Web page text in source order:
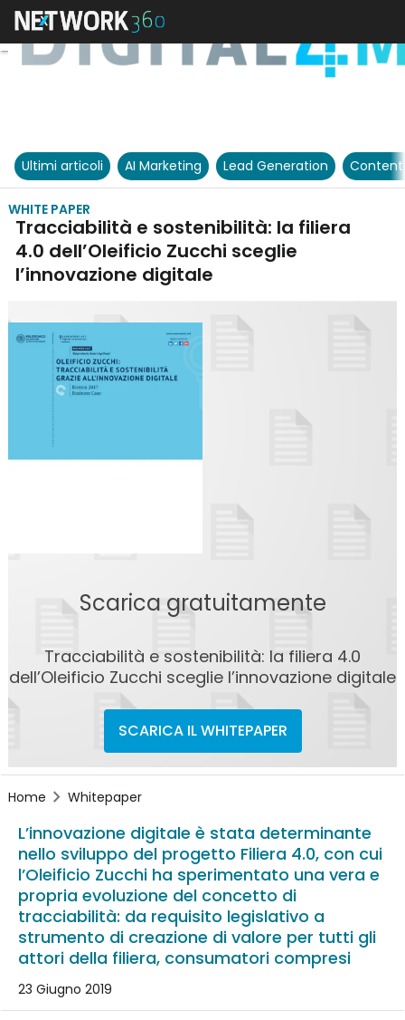
Ultimi articoli AI Marketing Lead Generation
WHITE PAPER
Tracciabilità e sostenibilità: la filiera
4.0 dell’Oleificio Zucchi sceglie
l’innovazione digitale
Scarica gratuitamente
Tracciabilità e sostenibilità: la filiera 4.0
dell’Oleificio Zucchi sceglie l’innovazione digitale
SCARICA IL WHITEPAPER
Home Whitepaper
L’innovazione digitale è stata determinante
nello sviluppo del progetto Filiera 4.0, con cui
l’Oleificio Zucchi ha sperimentato una vera e
propria evoluzione del concetto di
tracciabilità: da requisito legislativo a
strumento di creazione di valore per tutti gli
attori della filiera, consumatori compresi
23 Giugno 2019